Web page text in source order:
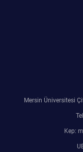
Mersin Üniversitesi
Kep: